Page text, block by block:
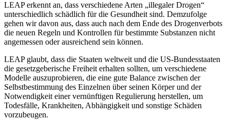
LEAP erkennt an, dass verschiedene Arten „illegaler Drogen“
unterschiedlich schädlich für die Gesundheit sind. Demzufolge
gehen wir davon aus, dass auch nach dem Ende des Drogenverbots
die neuen Regeln und Kontrollen für bestimmte Substanzen nicht
angemessen oder ausreichend sein können.
LEAP glaubt, dass die Staaten weltweit und die US-Bundesstaaten
die gesetzgeberische Freiheit erhalten sollten, um verschiedene
Modelle auszuprobieren, die eine gute Balance zwischen der
Selbstbestimmung des Einzelnen über seinen Körper und der
Notwendigkeit einer vernünftigen Regulierung herstellen, um
Todesfälle, Krankheiten, Abhängigkeit und sonstige Schäden
vorzubeugen.